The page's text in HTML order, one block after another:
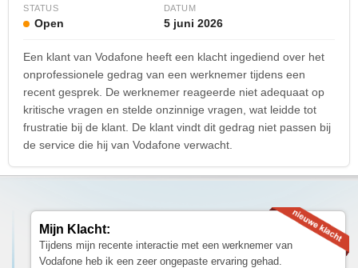
STATUS
Open
DATUM
5 juni 2026
Een klant van Vodafone heeft een klacht ingediend over het
onprofessionele gedrag van een werknemer tijdens een
recent gesprek. De werknemer reageerde niet adequaat op
kritische vragen en stelde onzinnige vragen, wat leidde tot
frustratie bij de klant. De klant vindt dit gedrag niet passen bij
de service die hij van Vodafone verwacht.
Mijn Klacht:
Tijdens mijn recente interactie met een werknemer van
Vodafone heb ik een zeer ongepaste ervaring gehad.